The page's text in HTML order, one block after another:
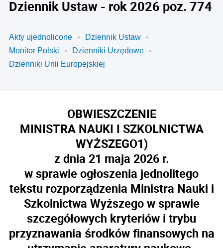
Dziennik Ustaw - rok 2026 poz. 774
Akty ujednolicone
Dziennik Ustaw
Monitor Polski
Dzienniki Urzędowe
Dzienniki Unii Europejskiej
OBWIESZCZENIE
MINISTRA NAUKI I SZKOLNICTWA
WYŻSZEGO1)
z dnia 21 maja 2026 r.
w sprawie ogłoszenia jednolitego
tekstu rozporządzenia Ministra Nauki i
Szkolnictwa Wyższego w sprawie
szczegółowych kryteriów i trybu
przyznawania środków finansowych na